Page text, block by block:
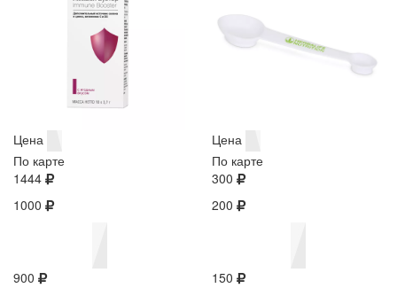
Цена
По карте
1444
1000
900
Цена
По карте
300
200
150